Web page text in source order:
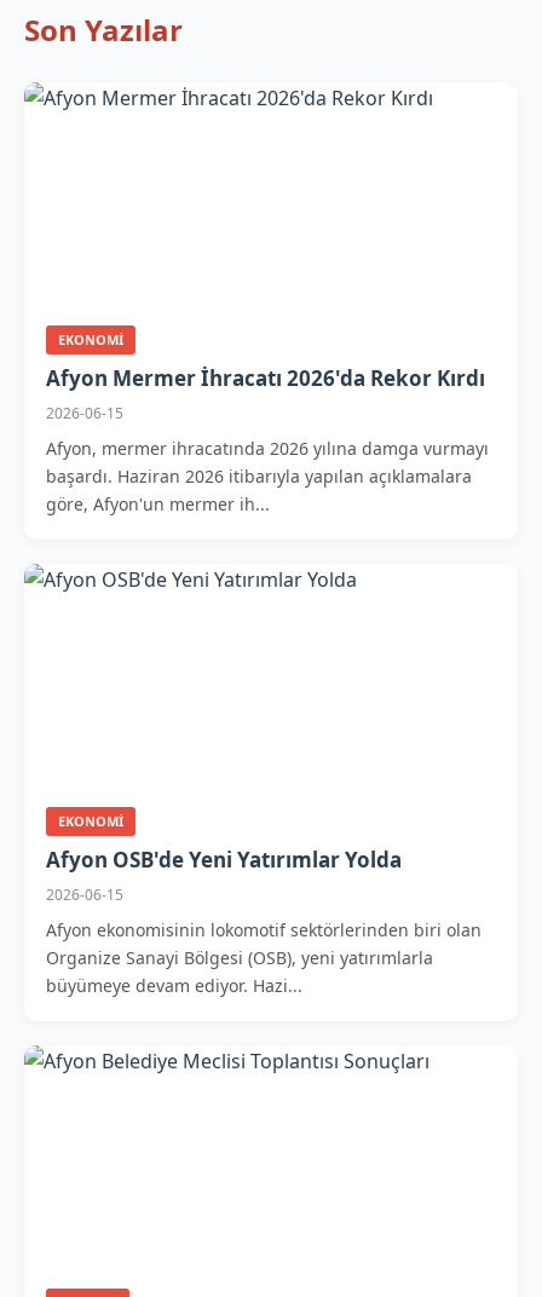
Son Yazılar
EKONOMI
Afyon Mermer İhracatı 2026'da Rekor Kırdı
2026-06-15
Afyon, mermer ihracatında 2026 yılına damga vurmayı
başardı. Haziran 2026 itibarıyla yapılan açıklamalara
göre, Afyon'un mermer ih...
EKONOMI
Afyon OSB'de Yeni Yatırımlar Yolda
2026-06-15
Afyon ekonomisinin lokomotif sektörlerinden biri olan
Organize Sanayi Bölgesi (OSB), yeni yatırımlarla
büyümeye devam ediyor. Hazi...